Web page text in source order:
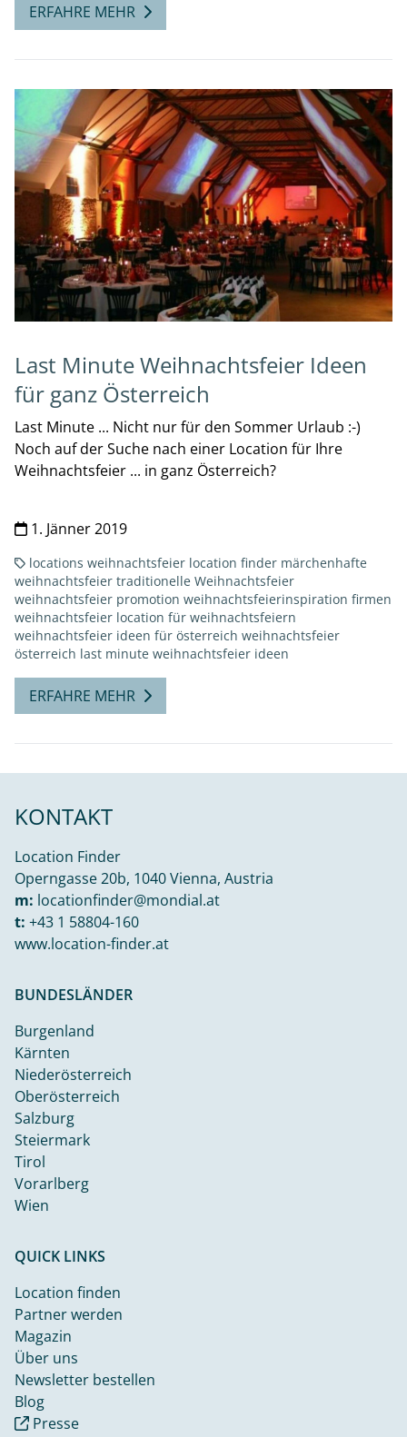
ERFAHRE MEHR
Last Minute Weihnachtsfeier Ideen
für ganz Österreich
Last Minute ... Nicht nur für den Sommer Urlaub :-)
Noch auf der Suche nach einer Location für Ihre
Weihnachtsfeier ... in ganz Österreich?
1. Jänner 2019
locations weihnachtsfeier location finder märchenhafte
weihnachtsfeier traditionelle Weihnachtsfeier
weihnachtsfeier promotion weihnachtsfeierinspiration firmen
weihnachtsfeier location für weihnachtsfeiern
weihnachtsfeier ideen für österreich weihnachtsfeier
österreich last minute weihnachtsfeier ideen
ERFAHRE MEHR
KONTAKT
Location Finder
Operngasse 20b, 1040 Vienna, Austria
m: locationfinder@mondial.at
t: +43 1 58804-160
www.location-finder.at
BUNDESLÄNDER
Burgenland
Kärnten
Niederösterreich
Oberösterreich
Salzburg
Steiermark
Tirol
Vorarlberg
Wien
QUICK LINKS
Location finden
Partner werden
Magazin
Über uns
Newsletter bestellen
Blog
Presse